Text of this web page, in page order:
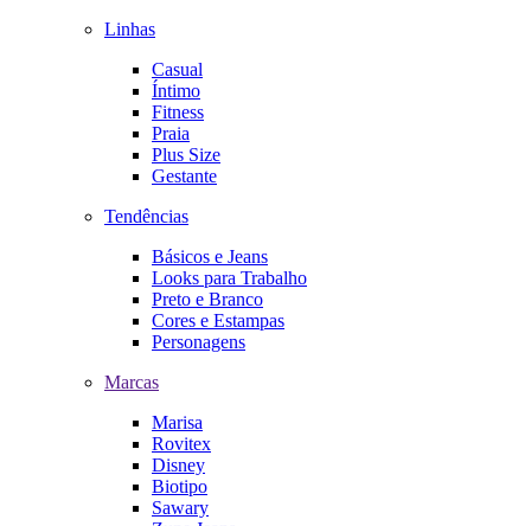
Linhas
Casual
Íntimo
Fitness
Praia
Plus Size
Gestante
Tendências
Básicos e Jeans
Looks para Trabalho
Preto e Branco
Cores e Estampas
Personagens
Marcas
Marisa
Rovitex
Disney
Biotipo
Sawary